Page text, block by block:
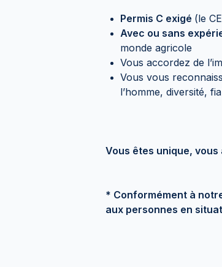
Permis C exigé (le
Avec ou sans
monde agricole
Vous accordez de
Vous vous
l’homme, diversité,
Vous êtes unique,
* Conformément à
aux personnes en